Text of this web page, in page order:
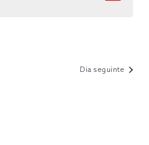
Dia seguinte